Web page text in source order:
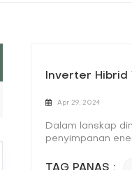
Inverter
Apr 29, 2024
Dalam lanskap
penyimpanan
berbeda. Mari
TAG PANAS :